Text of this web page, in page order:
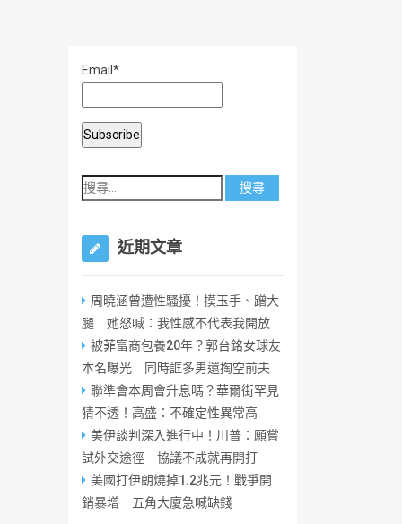
Email*
近期文章
周曉涵曾遭性騷擾！摸玉手、蹭大
腿 她怒喊：我性感不代表我開放
被菲富商包養20年？郭台銘女球友
本名曝光 同時誆多男還掏空前夫
聯準會本周會升息嗎？華爾街罕見
猜不透！高盛：不確定性異常高
美伊談判深入進行中！川普：願嘗
試外交途徑 協議不成就再開打
美國打伊朗燒掉1.2兆元！戰爭開
銷暴增 五角大廈急喊缺錢